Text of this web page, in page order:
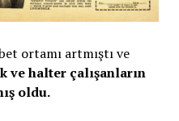
ortamı artmıştı ve
ve halter çalışanların
oldu.